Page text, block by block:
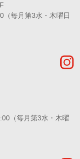
毎月第3水・木曜日
（毎月第3水・木曜